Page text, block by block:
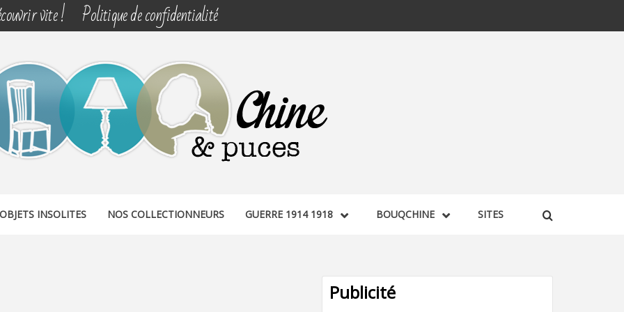
vite ! Politique de confidentialité
PUCES
OBJETS INSOLITES NOS COLLECTIONNEURS GUERRE 1914 1918 BOUQCHINE SITES
Publicité